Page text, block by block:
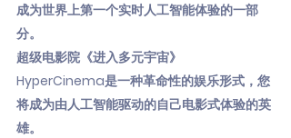
成为世界上第一个实时人工智能体验的一部
分。
超级电影院《进入多元宇宙》
HyperCinema是一种革命性的娱乐形式，您
将成为由人工智能驱动的自己电影式体验的英
雄。